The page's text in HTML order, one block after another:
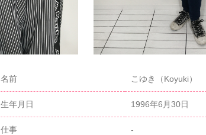
名前 こゆき（Koyuki）
生年月日 1996年6月30日
仕事 -